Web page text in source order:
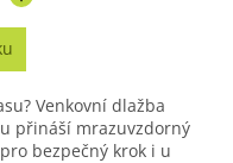
Venkovní dlažba
přináší mrazuvzdorný
bezpečný krok i u